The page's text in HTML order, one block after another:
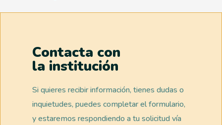
Contacta con
la institución
Si quieres recibir información, tienes dudas o
inquietudes, puedes completar el formulario,
y estaremos respondiendo a tu solicitud vía